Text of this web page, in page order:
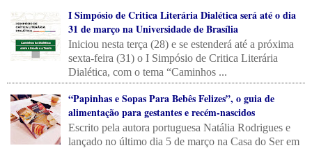
I Simpósio de Critica Literária Dialética será até o dia
31 de março na Universidade de Brasília
Iniciou nesta terça (28) e se estenderá até a próxima
sexta-feira (31) o I Simpósio de Critica Literária
Dialética, com o tema “Caminhos ...
“Papinhas e Sopas Para Bebês Felizes”, o guia de
alimentação para gestantes e recém-nascidos
Escrito pela autora portuguesa Natália Rodrigues e
lançado no último dia 5 de março na Casa do Ser em